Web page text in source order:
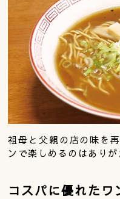
祖母と父親の店の味を
ンで楽しめるのはありが
コスパに優れたワ